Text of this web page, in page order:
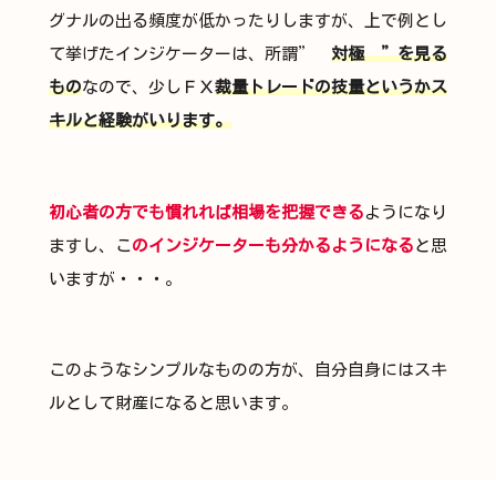
グナルの出る頻度が低かったりしますが、上で例とし
て挙げたインジケーターは、所謂” 対極 ”を見る
ものなので、少しＦＸ裁量トレードの技量というかス
キルと経験がいります。
初心者の方でも慣れれば相場を把握できる ようになり
ますし、こ のインジケーターも分かるようになる と思
いますが・・・。
このようなシンプルなものの方が、自分自身にはスキ
ルとして財産になると思います。